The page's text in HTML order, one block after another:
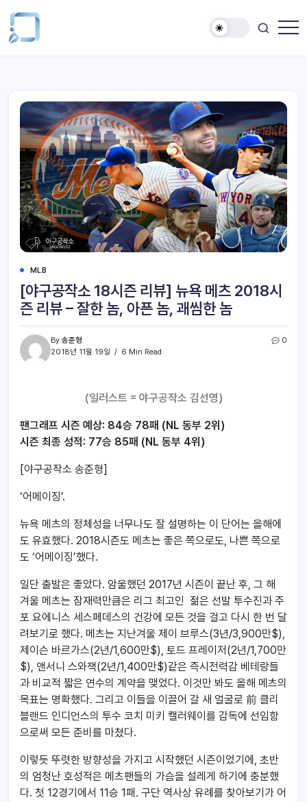
MLB
[야구공작소 18시즌 리뷰] 뉴욕 메츠 2018시
즌 리뷰 – 잘한 놈, 아픈 놈, 괘씸한 놈
By 송준형
2018년 11월 19일
6 Min Read
0
(일러스트 = 야구공작소 김선영)
팬그래프 시즌 예상: 84승 78패 (NL 동부 2위)
시즌 최종 성적: 77승 85패 (NL 동부 4위)
[야구공작소 송준형]
‘어메이징’.
뉴욕 메츠의 정체성을 너무나도 잘 설명하는 이 단어는 올해에
도 유효했다. 2018시즌도 메츠는 좋은 쪽으로도, 나쁜 쪽으로
도 ‘어메이징’했다.
일단 출발은 좋았다. 암울했던 2017년 시즌이 끝난 후, 그 해
겨울 메츠는 잠재력만큼은 리그 최고인 젊은 선발 투수진과 주
포 요에니스 세스페데스의 건강에 모든 것을 걸고 다시 한 번 달
려보기로 했다. 메츠는 지난겨울 제이 브루스(3년/3,900만$),
제이슨 바르가스(2년/1,600만$), 토드 프레이저(2년/1,700만
$), 앤서니 스와잭(2년/1,400만$)같은 즉시전력감 베테랑들
과 비교적 짧은 연수의 계약을 맺었다. 이것만 봐도 올해 메츠의
목표는 명확했다. 그리고 이들을 이끌어 갈 새 얼굴로 前 클리
블랜드 인디언스의 투수 코치 미키 캘러웨이를 감독에 선임함
으로써 모든 준비를 마쳤다.
이렇듯 뚜렷한 방향성을 가지고 시작했던 시즌이었기에, 초반
의 엄청난 호성적은 메츠팬들의 가슴을 설레게 하기에 충분했
다. 첫 12경기에서 11승 1패. 구단 역사상 유례를 찾아보기가 어